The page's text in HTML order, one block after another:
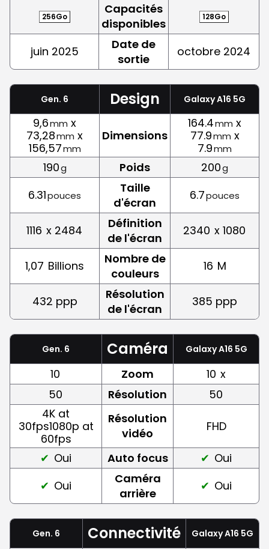
256Go
Capacités
disponibles
128Go
juin 2025
Date de
sortie
octobre 2024
Gen. 6 Design Galaxy A16 5G
9,6mm x
73,28mm x
156,57mm
Dimensions
164.4mm x
77.9mm x
7.9mm
190g Poids 200g
6.31pouces
Taille
d'écran
6.7pouces
1116 x 2484
Définition
de l'écran
2340 x 1080
1,07 Billions
Nombre de
couleurs
16 M
432 ppp
Résolution
de l'écran
385 ppp
Gen. 6 Caméra Galaxy A16 5G
10 Zoom 10 x
50
Résolution
50
4K at
30fps1080p at
60fps
Résolution
vidéo
FHD
Oui Auto focus
Oui
Oui
Caméra
arrière
Oui
Gen. 6 Connectivité Galaxy A16 5G